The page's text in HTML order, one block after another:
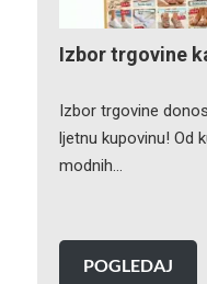
Izbor trgovine
Izbor trgovine
ljetnu kupovinu! Od
modnih…
POGLEDAJ